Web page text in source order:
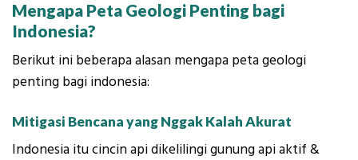
Mengapa Peta Geologi Penting bagi
Indonesia?
Berikut ini beberapa alasan mengapa peta geologi
penting bagi indonesia:
Mitigasi Bencana yang Nggak Kalah Akurat
Indonesia itu cincin api dikelilingi gunung api aktif &